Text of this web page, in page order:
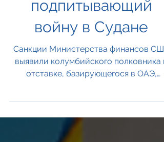
полковник,
базирующийся в ОАЭ,
подпитывающий
войну в Судане
отставке, базирующегося в ОАЭ,
которого Вашингтон обвиняет в